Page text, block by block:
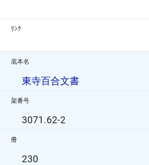
ﾘﾝｸ
底本名
東寺百合文書
架番号
3071.62-2
冊
230